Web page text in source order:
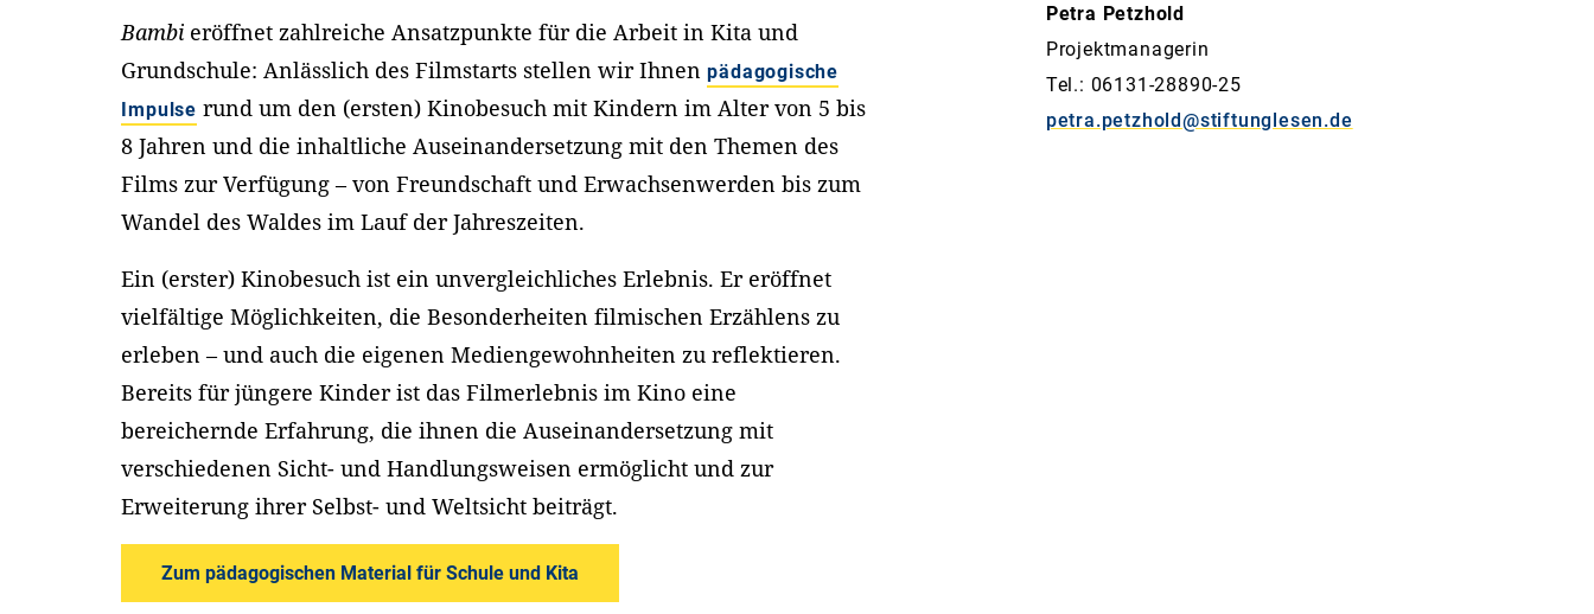
Bambi eröffnet zahlreiche Ansatzpunkte für die Arbeit in Kita und
Grundschule: Anlässlich des Filmstarts stellen wir Ihnenpädagogische
Impulse rund um den (ersten) Kinobesuch mit Kindern im Alter von 5 bis
8 Jahren und die inhaltliche Auseinandersetzung mit den Themen des
Films zur Verfügung – von Freundschaft und Erwachsenwerden bis zum
Wandel des Waldes im Lauf der Jahreszeiten.
Ein (erster) Kinobesuch ist ein unvergleichliches Erlebnis. Er eröffnet
vielfältige Möglichkeiten, die Besonderheiten filmischen Erzählens zu
erleben – und auch die eigenen Mediengewohnheiten zu reflektieren.
Bereits für jüngere Kinder ist das Filmerlebnis im Kino eine
bereichernde Erfahrung, die ihnen die Auseinandersetzung mit
verschiedenen Sicht- und Handlungsweisen ermöglicht und zur
Erweiterung ihrer Selbst- und Weltsicht beiträgt.
Zum pädagogischen Material für Schule und Kita
Petra Petzhold
Projektmanagerin
Tel.: 06131-28890-25
petra.petzhold@stiftunglesen.de